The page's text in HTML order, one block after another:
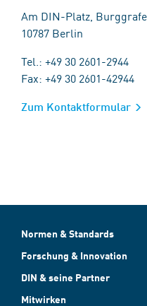
Am DIN-Platz,
10787 Berlin
Tel.: +49 30 2601-2944
Fax: +49 30 2601-42944
Zum Kontaktformular
Normen & Standards
Forschung & Innovation
DIN & seine Partner
Mitwirken